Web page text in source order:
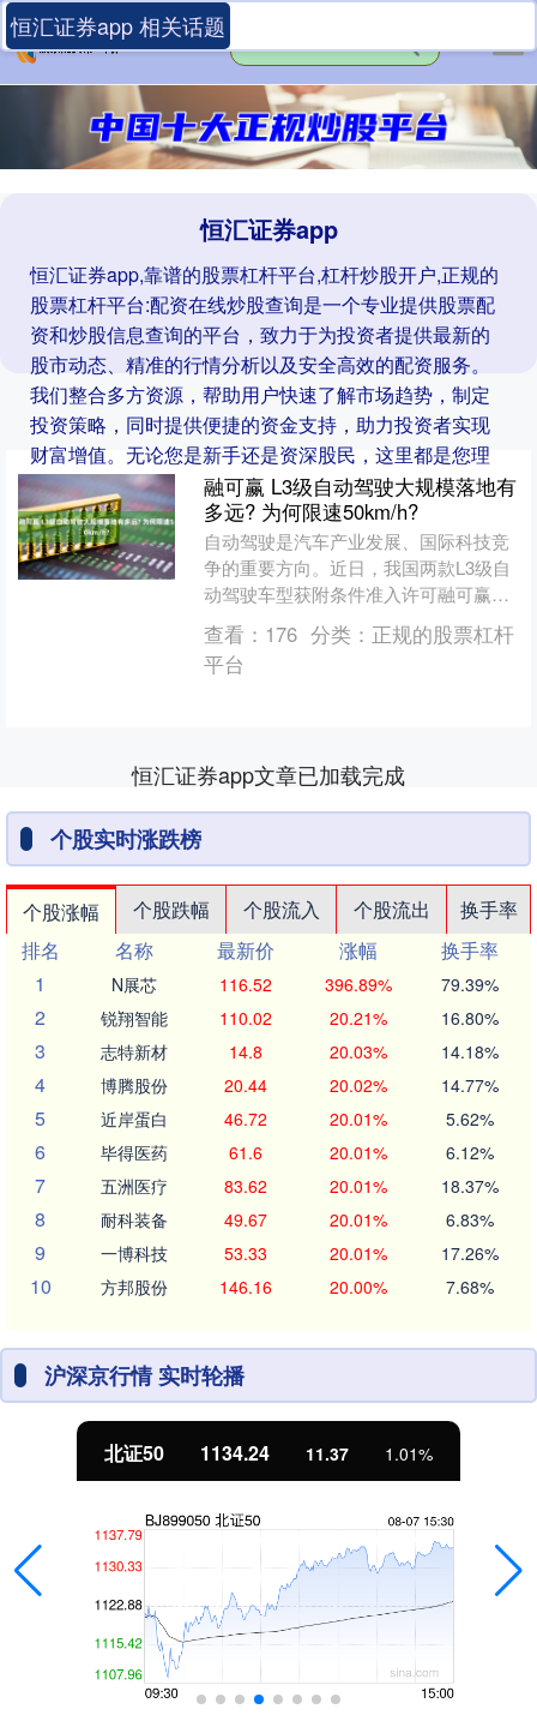
恒汇证券app
恒汇证券app,靠谱的股票杠杆平台,杠杆炒股开户,正规的
股票杠杆平台:配资在线炒股查询是一个专业提供股票配
资和炒股信息查询的平台，致力于为投资者提供最新的
股市动态、精准的行情分析以及安全高效的配资服务。
我们整合多方资源，帮助用户快速了解市场趋势，制定
投资策略，同时提供便捷的资金支持，助力投资者实现
财富增值。无论您是新手还是资深股民，这里都是您理
想的投资伙伴！
恒汇证券app 相关话题
融可赢 L3级自动驾驶大规模落地有
多远? 为何限速50km/h?
自动驾驶是汽车产业发展、国际科技竞
争的重要方向。近日，我国两款L3级自
动驾驶车型获附条件准入许可融可赢，
引发广泛讨论。 随着L3大幕拉开，产业
充满热情，社会充满....
查看： 176 分类： 正规的股票杠杆
平台
恒汇证券app文章已加载完成
个股实时涨跌榜
个股涨幅 个股跌幅 个股流入 个股流出
换手率
排名
名称 最新价 涨幅
换手率
1
N展芯 116.52 396.89% 79.39%
2 锐翔智能 110.02 20.21% 16.80%
3 志特新材 14.8 20.03% 14.18%
4 博腾股份 20.44 20.02% 14.77%
5 近岸蛋白 46.72 20.01% 5.62%
6 毕得医药 61.6 20.01% 6.12%
7 五洲医疗 83.62 20.01% 18.37%
8 耐科装备 49.67 20.01% 6.83%
9 一博科技 53.33 20.01% 17.26%
10 方邦股份 146.16 20.00% 7.68%
沪深京行情 实时轮播
北证50 1134.24 11.37 1.01%